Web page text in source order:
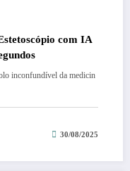
com IA
inconfundível da medicin
30/08/2025